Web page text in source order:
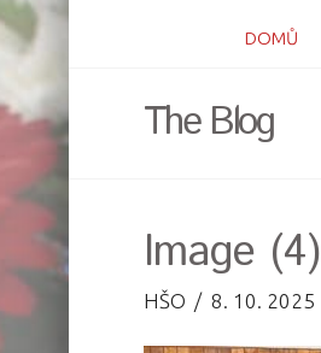
DOMŮ
The Blog
Image (4)
HŠO 8. 10. 2025